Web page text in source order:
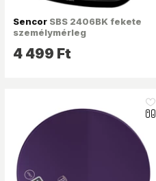
SencorSBS 2406BK fekete
személymérleg
4 499 Ft
like_16